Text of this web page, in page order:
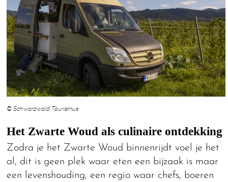
© Schwarzwald Tourismus
Het Zwarte Woud als culinaire ontdekking
Zodra je het Zwarte Woud binnenrijdt voel je het
al, dit is geen plek waar eten een bijzaak is maar
een levenshouding, een regio waar chefs, boeren